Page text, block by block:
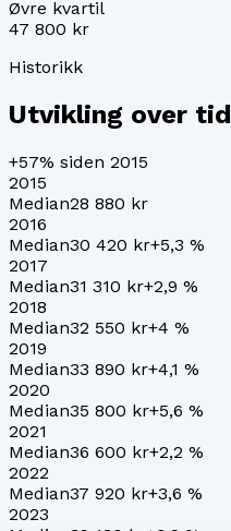
Øvre kvartil
47 800 kr
Historikk
Utvikling over tid
+57% siden 2015
2015
Median28 880 kr
2016
Median30 420 kr+5,3 %
2017
Median31 310 kr+2,9 %
2018
Median32 550 kr+4 %
2019
Median33 890 kr+4,1 %
2020
Median35 800 kr+5,6 %
2021
Median36 600 kr+2,2 %
2022
Median37 920 kr+3,6 %
2023